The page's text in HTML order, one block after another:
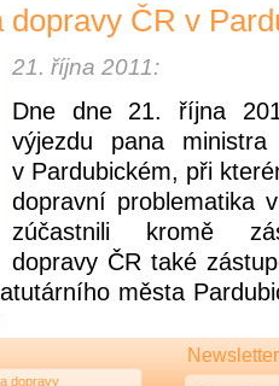
dopravy ČR v
21. října 2011:
Dne dne 21. října
výjezdu pana
v Pardubickém, při
dopravní problematika
zúčastnili kromě
dopravy ČR také
města
dopravy